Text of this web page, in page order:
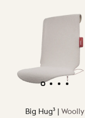
Big Hug³ | Woolly